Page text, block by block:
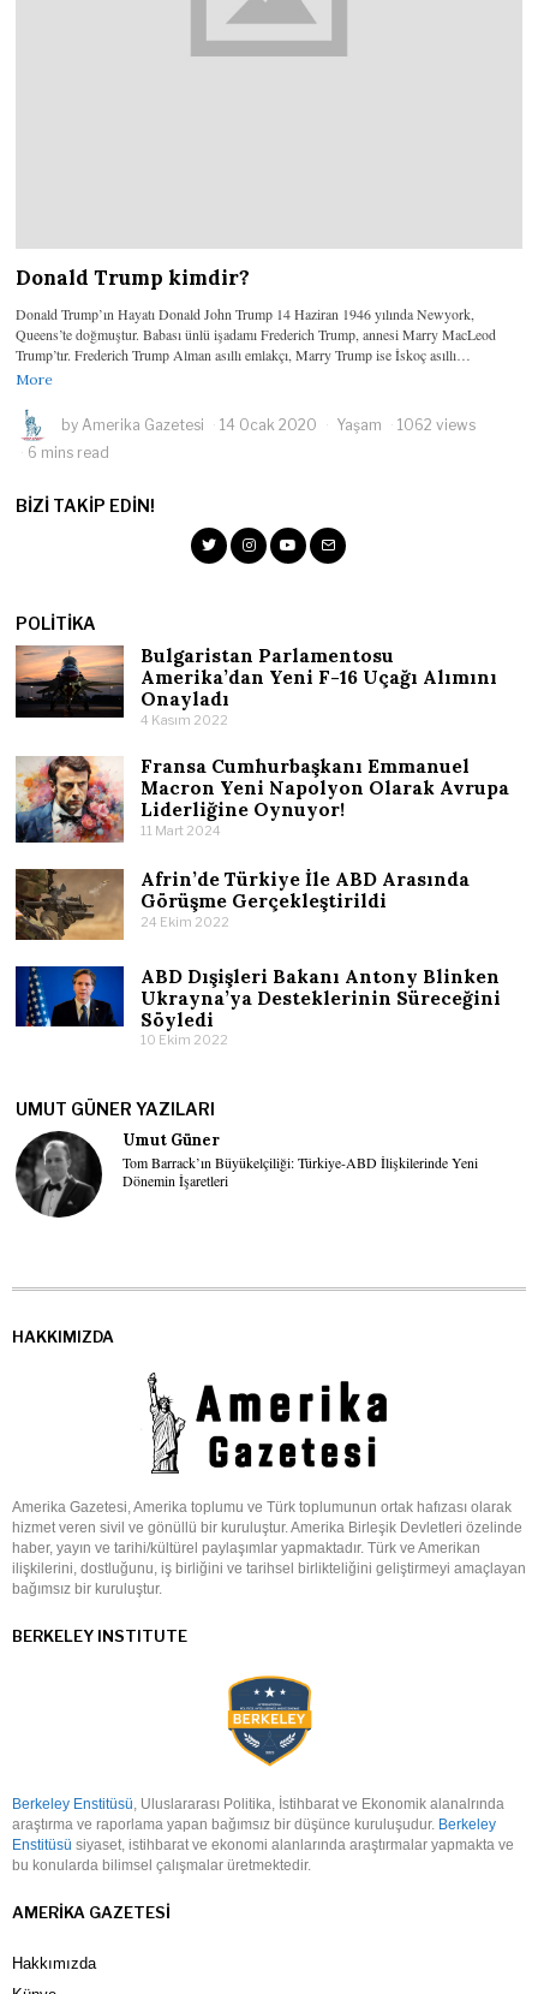
Donald Trump kimdir?
Donald Trump’ın Hayatı Donald John Trump 14 Haziran 1946 yılında Newyork,
Queens’te doğmuştur. Babası ünlü işadamı Frederich Trump, annesi Marry MacLeod
Trump’tır. Frederich Trump Alman asıllı emlakçı, Marry Trump ise İskoç asıllı…
More
byAmerika Gazetesi 14 Ocak 2020 Yaşam
1062 views
6 mins read
BIZI TAKIP EDIN!
POLITIKA
Bulgaristan Parlamentosu
Amerika’dan Yeni F-16 Uçağı Alımını
Onayladı
4 Kasım 2022
Fransa Cumhurbaşkanı Emmanuel
Macron Yeni Napolyon Olarak Avrupa
Liderliğine Oynuyor!
11 Mart 2024
Afrin’de Türkiye İle ABD Arasında
Görüşme Gerçekleştirildi
24 Ekim 2022
ABD Dışişleri Bakanı Antony Blinken
Ukrayna’ya Desteklerinin Süreceğini
Söyledi
10 Ekim 2022
UMUT GÜNER YAZILARI
Umut Güner
Tom Barrack’ın Büyükelçiliği: Türkiye-ABD İlişkilerinde Yeni
Dönemin İşaretleri
HAKKIMIZDA
Amerika Gazetesi, Amerika toplumu ve Türk toplumunun ortak hafızası olarak
hizmet veren sivil ve gönüllü bir kuruluştur. Amerika Birleşik Devletleri özelinde
haber, yayın ve tarihi/kültürel paylaşımlar yapmaktadır. Türk ve Amerikan
ilişkilerini, dostluğunu, iş birliğini ve tarihsel birlikteliğini geliştirmeyi amaçlayan
bağımsız bir kuruluştur.
BERKELEY INSTITUTE
Berkeley Enstitüsü , Uluslararası Politika, İstihbarat ve Ekonomik alanalrında
araştırma ve raporlama yapan bağımsız bir düşünce kuruluşudur. Berkeley
Enstitüsü siyaset, istihbarat ve ekonomi alanlarında araştırmalar yapmakta ve
bu konularda bilimsel çalışmalar üretmektedir.
AMERIKA GAZETESI
Hakkımızda